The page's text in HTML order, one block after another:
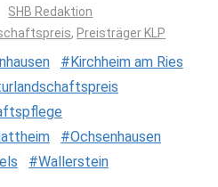
SHB Redaktion
, Preisträger KLP
Kirchheim am Ries
Ochsenhausen
Wallerstein